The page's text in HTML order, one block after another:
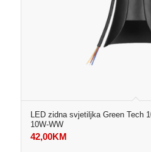
LED zidna svjetiljka Green Tech
10W-WW
42,00KM